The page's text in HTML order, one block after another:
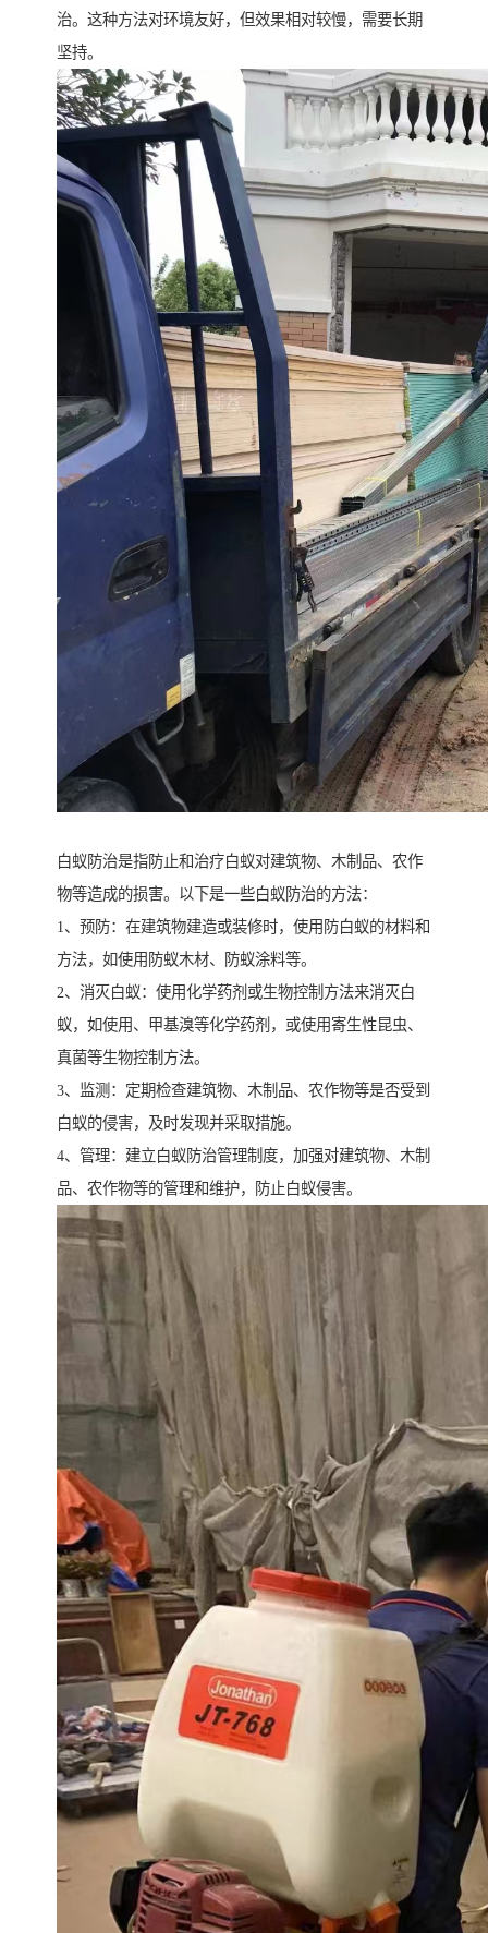
治。这种方法对环境友好，但效果相对较慢，需要长期
坚持。
白蚁防治是指防止和治疗白蚁对建筑物、木制品、农作
物等造成的损害。以下是一些白蚁防治的方法：
1、预防：在建筑物建造或装修时，使用防白蚁的材料和
方法，如使用防蚁木材、防蚁涂料等。
2、消灭白蚁：使用化学药剂或生物控制方法来消灭白
蚁，如使用、甲基溴等化学药剂，或使用寄生性昆虫、
真菌等生物控制方法。
3、监测：定期检查建筑物、木制品、农作物等是否受到
白蚁的侵害，及时发现并采取措施。
4、管理：建立白蚁防治管理制度，加强对建筑物、木制
品、农作物等的管理和维护，防止白蚁侵害。